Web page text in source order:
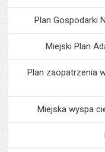
Plan Gospodarki
Miejski Plan
Plan zaopatrzenia
Miejska wyspa